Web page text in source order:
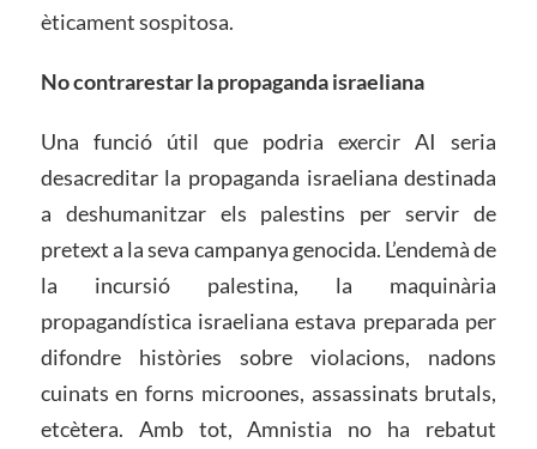
èticament sospitosa.
No contrarestar la propaganda israeliana
Una funció útil que podria exercir AI seria
desacreditar la propaganda israeliana destinada
a deshumanitzar els palestins per servir de
pretext a la seva campanya genocida. L’endemà de
la incursió palestina, la maquinària
propagandística israeliana estava preparada per
difondre històries sobre violacions, nadons
cuinats en forns microones, assassinats brutals,
etcètera. Amb tot, Amnistia no ha rebatut